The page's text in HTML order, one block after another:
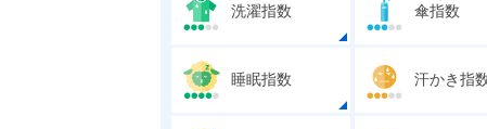
洗濯指数 傘指数
睡眠指数 汗かき指